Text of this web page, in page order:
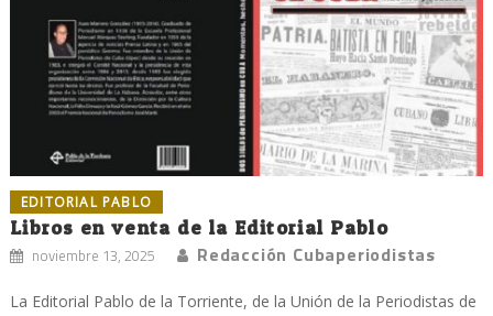
EDITORIAL PABLO
Libros en venta de la Editorial Pablo
noviembre 13, 2025 Redacción Cubaperiodistas
La Editorial Pablo de la Torriente, de la Unión de la Periodistas de